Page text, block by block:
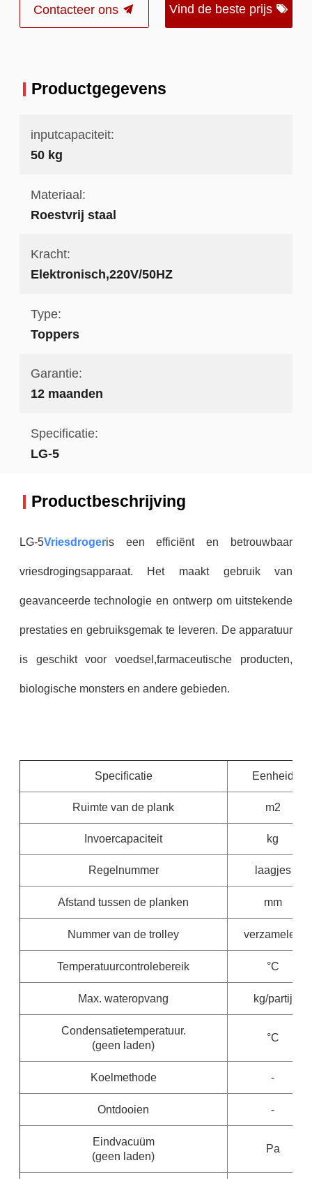
Contacteer ons Vind de beste prijs
Productgegevens
inputcapaciteit:
50 kg
Materiaal:
Roestvrij staal
Kracht:
Elektronisch,220V/50HZ
Type:
Toppers
Garantie:
12 maanden
Specificatie:
LG-5
Productbeschrijving
LG-5Vriesdrogeris een efficiënt en betrouwbaar
vriesdrogingsapparaat. Het maakt gebruik van
geavanceerde technologie en ontwerp om uitstekende
prestaties en gebruiksgemak te leveren. De apparatuur
is geschikt voor voedsel,farmaceutische producten,
biologische monsters en andere gebieden.
Specificatie Eenheid
Ruimte van de plank m2
Invoercapaciteit kg
Regelnummer laagjes
Afstand tussen de planken mm
Nummer van de trolley verzamelen
Temperatuurcontrolebereik °C
Max. wateropvang kg/partij
Condensatietemperatuur.
(geen laden)
°C
Koelmethode -
Ontdooien -
Eindvacuüm
(geen laden)
Pa